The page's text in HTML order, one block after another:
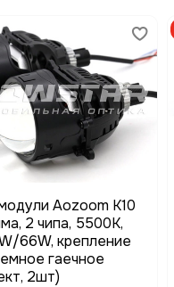
Aozoom K10
2 чипа, 5500K,
66W, крепление
гаечное
2шт)